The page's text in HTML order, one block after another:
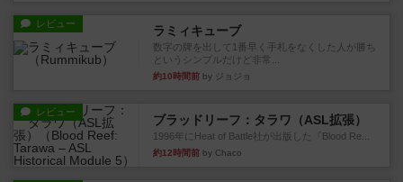
レビュー ラミィキューブ
数字の牌を出して1番早く手札をなくした人が勝ち
というシンプルだけど非常...
約10時間前 by ジョジョ
レビュー
ブラッドリーフ：タラワ（ASL拡張）
1996年にHeat of Battle社が出版した『Blood Re...
約12時間前 by Chaco